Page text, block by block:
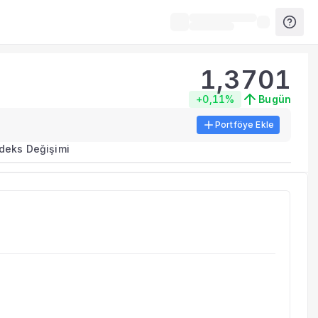
metrikleri listelenir.
benzer fonları inceleyebilirsiniz.
1,3701
+0,11% Bugün
Portföye Ekle
Değişimi